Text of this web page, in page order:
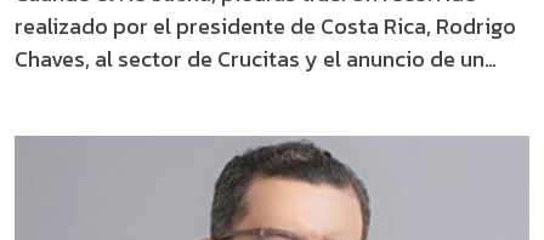
realizado por el presidente de Costa Rica, Rodrigo
Chaves, al sector de Crucitas y el anuncio de un
explotación minera en la zona. El diputado de
Liberación Nacional (PLN), José Joaquín Hernández,
anunció que presentará un proyecto de …